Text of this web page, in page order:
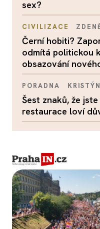
sex?
CIVILIZACE
Černí hobiti?
odmítá politickou
obsazování
PORADNA
Šest znaků, že
restaurace loví